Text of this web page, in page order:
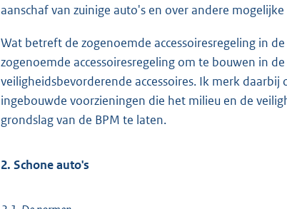
aanschaf van zuinige auto's en over andere
Wat betreft de zogenoemde accessoiresregeling in
zogenoemde accessoiresregeling om te bouwen in
veiligheidsbevorderende accessoires. Ik merk
ingebouwde voorzieningen die het milieu en de
grondslag van de BPM te laten.
2. Schone auto's